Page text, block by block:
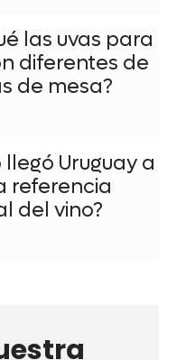
las uvas para
diferentes de
de mesa?
llegó Uruguay a
referencia
del vino?